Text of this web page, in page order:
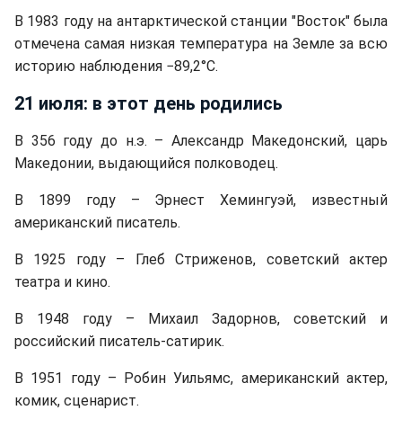
В 1983 году на антарктической станции "Восток" была
отмечена самая низкая температура на Земле за всю
историю наблюдения −89,2°C.
21 июля: в этот день родились
В 356 году до н.э. – Александр Македонский, царь
Македонии, выдающийся полководец.
В 1899 году – Эрнест Хемингуэй, известный
американский писатель.
В 1925 году – Глеб Стриженов, советский актер
театра и кино.
В 1948 году – Михаил Задорнов, советский и
российский писатель-сатирик.
В 1951 году – Робин Уильямс, американский актер,
комик, сценарист.